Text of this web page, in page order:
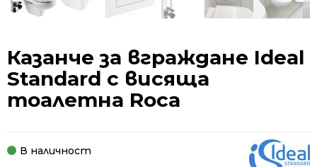
Казанче за вграждане Ideal
Standard с висяща
тоалетна Roca
В наличност